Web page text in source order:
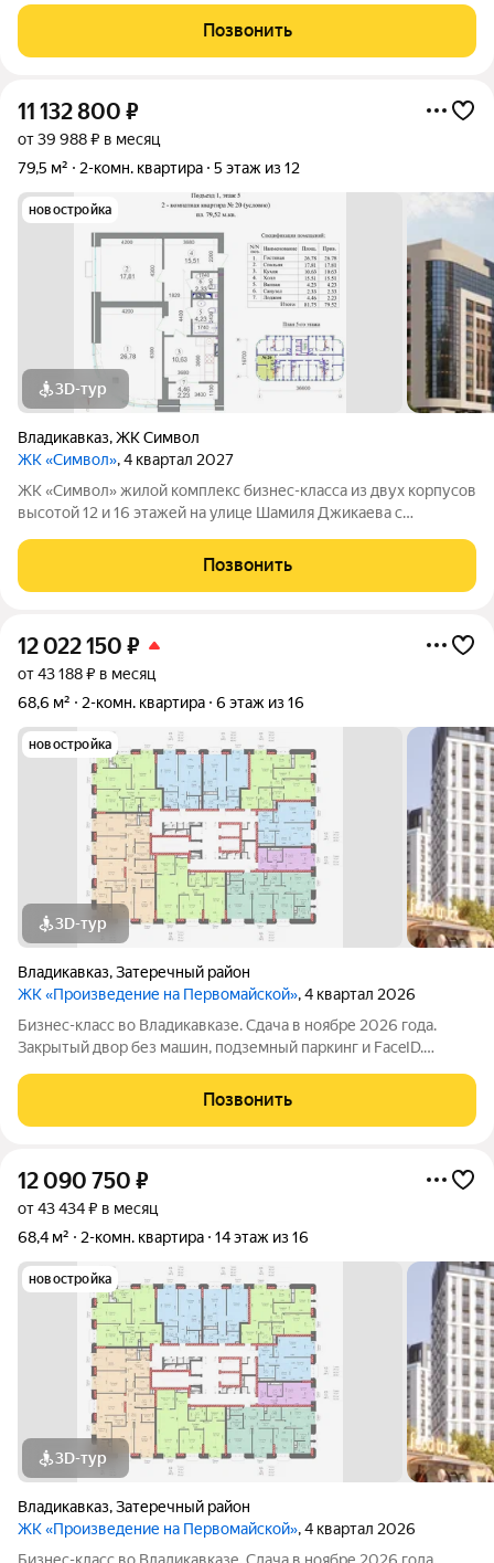
сервис 24/7. Надежный актив: фасад из стеклофибробетона и
свободная планировка. Устали
Позвонить
11 132 800 ₽
от 39 988 ₽ в месяц
79,5 м²
2-комн. квартира 5 этаж из 12
новостройка
3D-тур
Владикавказ,ЖК Символ
ЖК «Символ», 4 квартал 2027
ЖК «Символ» жилой комплекс бизнес-класса из двух корпусов
высотой 12 и 16 этажей на улице Шамиля Джикаева с
хребет и Московское шоссе. Внешние стены толщиной 70 см
помогают сохранять тепло
Позвонить
12 022 150 ₽
от 43 188 ₽ в месяц
68,6 м²
2-комн. квартира 6 этаж из 16
новостройка
3D-тур
Владикавказ,Затеречный район
ЖК «Произведение на Первомайской», 4 квартал 2026
Бизнес-класс во Владикавказе. Сдача в ноябре 2026 года.
Закрытый двор без машин, подземный паркинг и FaceID.
сервис 24/7. Надежный актив: фасад из стеклофибробетона и
свободная планировка. Устали
Позвонить
12 090 750 ₽
от 43 434 ₽ в месяц
68,4 м²
2-комн. квартира 14 этаж из 16
новостройка
3D-тур
Владикавказ,Затеречный район
ЖК «Произведение на Первомайской», 4 квартал 2026